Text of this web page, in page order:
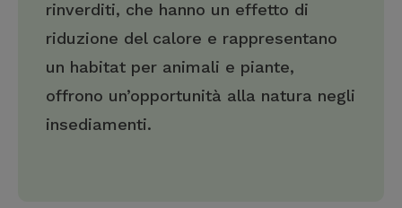
rinverditi, che hanno un effetto di
riduzione del calore e rappresentano
un habitat per animali e piante,
offrono un’opportunità alla natura negli
insediamenti.